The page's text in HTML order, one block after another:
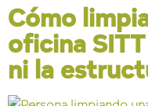
Cómo
oficina
ni la